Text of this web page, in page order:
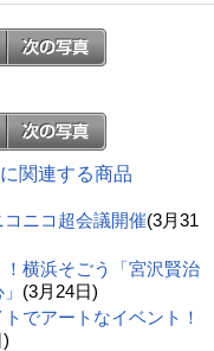
関連する商品
ニコ超会議開催(3月31
横浜そごう「宮沢賢治
(3月24日)
でアートなイベント！